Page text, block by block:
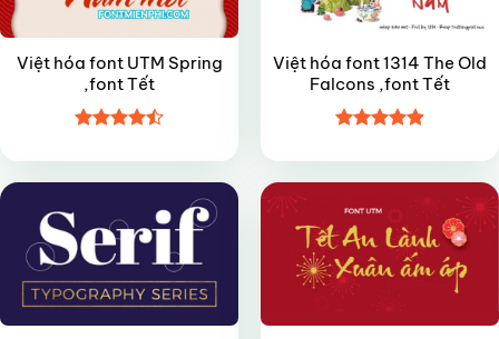
Việt hóa font UTM Spring
,font Tết
hạng4.45
5 sao
Việt hóa font 1314 The Old
Falcons ,font Tết
hạng4.95
sao